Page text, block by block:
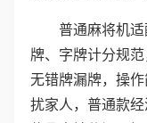
普通麻将机
牌、字牌计分规
无错牌漏牌，操
扰家人，普通款经